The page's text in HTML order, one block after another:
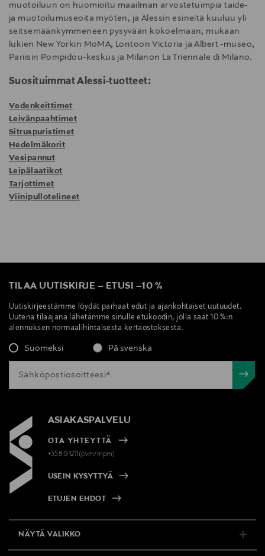
muotoiluun on huomioitu maailman arvostetuimpia taide-
ja muotoilumuseoita myöten, ja Alessin esineitä kuuluu yli
seitsemäänkymmeneen pysyvään kokoelmaan, mukaan
lukien New Yorkin MoMA, Lontoon Victoria ja Albert -museo,
Pariisin Pompidou-keskus ja Milanon La Triennale di Milano.
Suosituimmat Alessi-tuotteet:
Vedenkeittimet
Leivänpaahtimet
Sitruspuristimet
Hedelmäkorit
Vesipannut
Leipälaatikot
Tarjottimet
Viinipullotelineet
TILAA UUTISKIRJE – ETUSI –10 %
Uutiskirjeestämme löydät parhaat edut ja ajankohtaiset uutuudet.
Uutena tilaajana lähetämme sinulle etukoodin, jolla saat 10 %:n
alennuksen normaalihintaisesta kertaostoksesta.
Suomeksi På svenska
ASIAKASPALVELU
OTA YHTEYTTÄ
+358 9 1211(pvm/mpm)
USEIN KYSYTTYÄ
ETUJEN EHDOT
NÄYTÄ VALIKKO